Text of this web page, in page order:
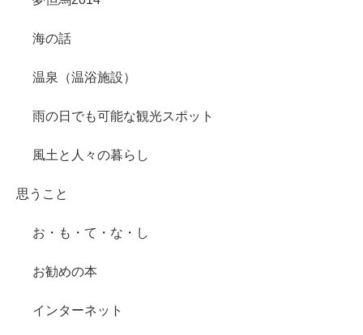
海の話
温泉（温浴施設）
雨の日でも可能な観光スポット
風土と人々の暮らし
思うこと
お・も・て・な・し
お勧めの本
インターネット